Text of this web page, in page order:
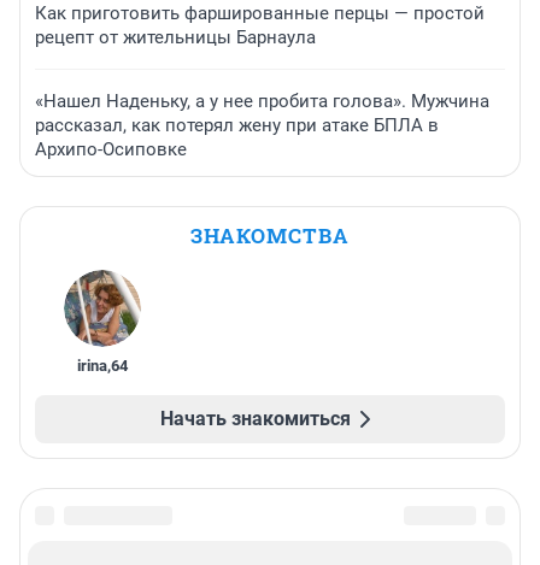
Как приготовить фаршированные перцы — простой
рецепт от жительницы Барнаула
«Нашел Наденьку, а у нее пробита голова». Мужчина
рассказал, как потерял жену при атаке БПЛА в
Архипо-Осиповке
ЗНАКОМСТВА
irina,64
Начать знакомиться